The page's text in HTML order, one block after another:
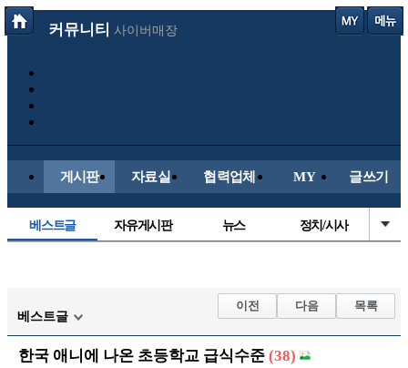
커뮤니티 사이버매장
게시판 자료실 협력업체 MY 글쓰기
베스트글 자유게시판 뉴스 정치/시사
해외축구
국내축구
베스트글
이전 다음 목록
한국 애니에 나온 초등학교 급식수준 (38)